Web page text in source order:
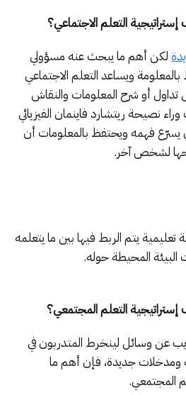
التعلم الاجتماعي؟
لكن أهم ما يبحث عنه مسؤولي
ويساعد التعلم الاجتماعي
تداول أو شرح المعلومات والنقاش
نصيحة ريتشارد فاينمان الفيزيائي
فهمه ويحتفظ بالمعلومات أن
لشخص آخر.
تعليمية يتم الربط فيها بين ما يتعلمه
المحيطة حوله.
التعلم المجتمعي؟
عن وسائل لينخرط المتدربون في
ومدخلات جديدة، فإن أهم ما
المجتمعي.